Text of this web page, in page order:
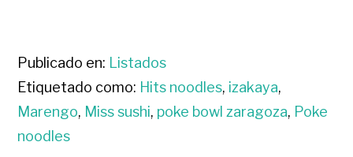
Publicado en: Listados
Etiquetado como: Hits noodles, izakaya,
Marengo, Miss sushi, poke bowl zaragoza, Poke
noodles